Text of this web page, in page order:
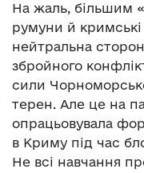
На жаль, більшим
румуни й кримські
нейтральна
збройного
сили
терен. Але це на
опрацьовувала
в Криму під час
Не всі навчання